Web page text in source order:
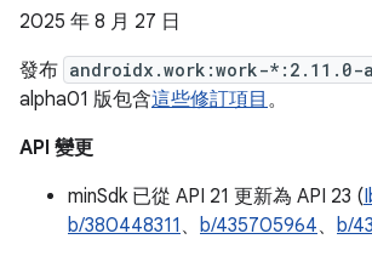
2025 年 8 月 27 日
發布 androidx.work:work-*:2.11.0-
alpha01 版包含這些修訂項目 。
API 變更
minSdk 已從 API 21 更新為 API 23 (
b/380448311 、 b/435705964、 b/